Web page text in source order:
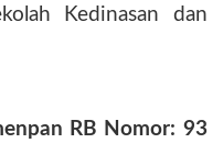
Kedinasan dan
RB Nomor: 93